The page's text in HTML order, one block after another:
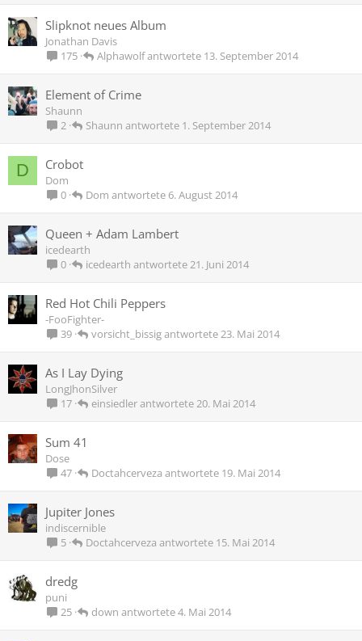
Slipknot neues Album
Jonathan Davis
175
13. September 2014
Alphawolf
Element of Crime
Shaunn
2
1. September 2014
Shaunn
D Crobot
Dom
0
6. August 2014
Dom
Queen + Adam Lambert
icedearth
0
21. Juni 2014
icedearth
Red Hot Chili Peppers
-FooFighter-
39
23. Mai 2014
vorsicht_bissig
As I Lay Dying
LongJhonSilver
17
20. Mai 2014
einsiedler
Sum 41
Dose
47
19. Mai 2014
Doctahcerveza
Jupiter Jones
indiscernible
5
15. Mai 2014
Doctahcerveza
dredg
puni
25
4. Mai 2014
down